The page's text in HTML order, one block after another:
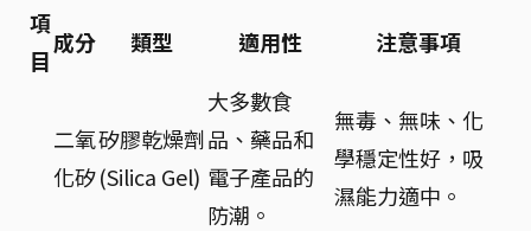
項
目
成分 類型 適用性 注意事項
二氧
化矽
矽膠乾燥劑
(Silica Gel)
大多數食
品、藥品和
電子產品的
防潮。
無毒、無味、化
學穩定性好，吸
濕能力適中。